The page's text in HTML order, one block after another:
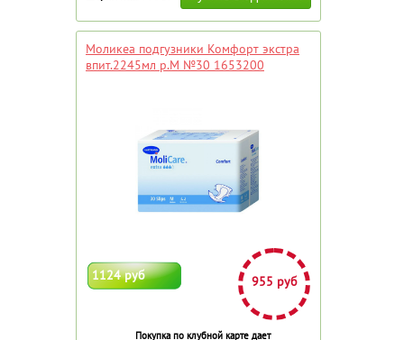
Моликеа подгузники Комфорт экстра
впит.2245мл р.M №30 1653200
1124 руб 955 руб
Покупка по клубной карте дает